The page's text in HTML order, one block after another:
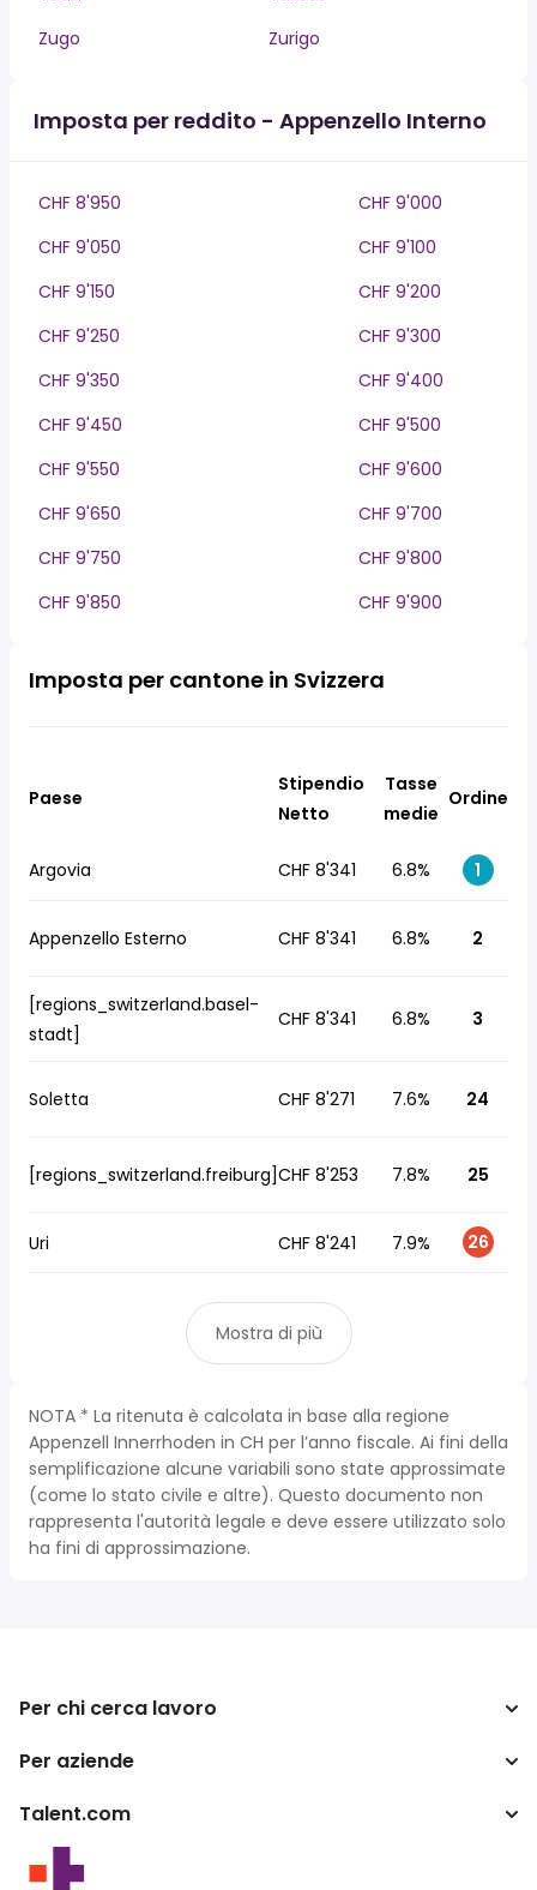
Zugo
Zurigo
Imposta per reddito - Appenzello Interno
CHF 8'950
CHF 9'000
CHF 9'050
CHF 9'100
CHF 9'150
CHF 9'200
CHF 9'250
CHF 9'300
CHF 9'350
CHF 9'400
CHF 9'450
CHF 9'500
CHF 9'550
CHF 9'600
CHF 9'650
CHF 9'700
CHF 9'750
CHF 9'800
CHF 9'850
CHF 9'900
Imposta per cantone in Svizzera
Paese
Stipendio
Netto
Tasse
medie
Ordine
Argovia CHF 8'341 6.8% 1
Appenzello Esterno CHF 8'341 6.8% 2
[regions_switzerland.basel-
stadt]
CHF 8'341 6.8% 3
Soletta CHF 8'271 7.6% 24
[regions_switzerland.freiburg]CHF 8'253 7.8% 25
Uri CHF 8'241 7.9% 26
Mostra di più
NOTA * La ritenuta è calcolata in base alla regione
Appenzell Innerrhoden in CH per l’anno fiscale. Ai fini della
semplificazione alcune variabili sono state approssimate
(come lo stato civile e altre). Questo documento non
rappresenta l'autorità legale e deve essere utilizzato solo
ha fini di approssimazione.
Per chi cerca lavoro
Cerca lavoro
Convertitore di stipendio
Per aziende
Aziende
Talent.com
Più paesi